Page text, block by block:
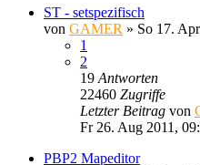
ST - setspezifisch
von GAMER » So 17.
1
2
19 Antworten
22460 Zugriffe
Letzter Beitrag von
Fr 26. Aug 2011,
PBP2 Mapeditor